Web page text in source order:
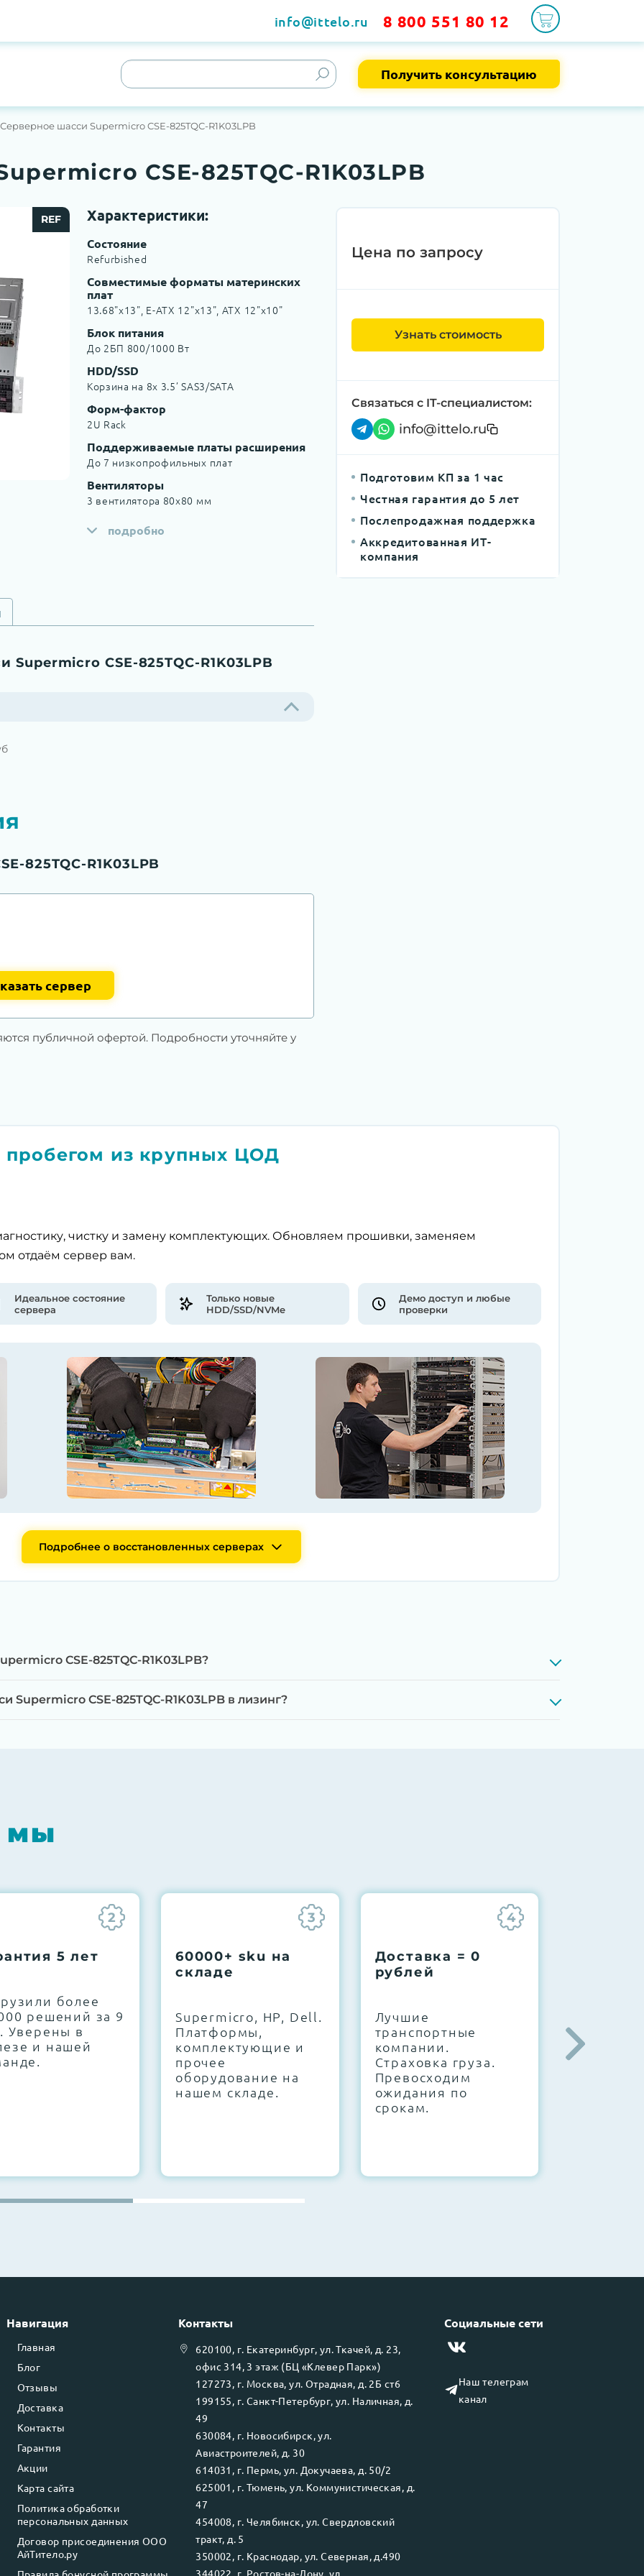
info@ittelo.ru 8 800 551 80 12
Получить консультацию
Серверное шасси Supermicro CSE-825TQC-R1K03LPB
CSE-825TQC-R1K03LPB
REF Характеристики:
Состояние
Refurbished
Совместимые форматы материнских
плат
13.68"x13", E-ATX 12"x13", ATX 12"x10"
Блок питания
До 2БП 800/1000 Вт
HDD/SSD
Корзина на 8x 3.5’ SAS3/SATA
Форм-фактор
2U Rack
Поддерживаемые платы расширения
До 7 низкопрофильных плат
Вентиляторы
3 вентилятора 80x80 мм
подробно
CSE-825TQC-R1K03LPB
825TQC-R1K03LPB
сервер
публичной офертой. Подробности уточняйте у
Цена по запросу
Узнать стоимость
Связаться с IT-специалистом:
info@ittelo.ru
Подготовим КП за 1 час
Честная гарантия до 5 лет
Послепродажная поддержка
Аккредитованная ИТ-
компания
из крупных ЦОД
чистку и замену комплектующих. Обновляем прошивки, заменяем
отдаём сервер вам.
Идеальное состояние
сервера
Только новые
HDD/SSD/NVMe
Демо доступ и любые
проверки
Подробнее о восстановленных серверах
на специализированном оборудовании с проверкой памяти, процессоров,
нагрузкой в течение 72 часов для проверки стабильности всех подсистем
CSE-825TQC-R1K03LPB?
CSE-825TQC-R1K03LPB в лизинг?
мы
2
5 лет
более
решений за 9
Уверены в
и нашей
3
60000+ sku на
складе
Supermicro, HP, Dell.
Платформы,
комплектующие и
прочее
оборудование на
нашем складе.
4
Доставка = 0
рублей
Лучшие
транспортные
компании.
Страховка груза.
Превосходим
ожидания по
срокам.
штате.
10000+
Навигация
Главная
Блог
Отзывы
Доставка
Контакты
Гарантия
Акции
Карта сайта
Политика обработки
персональных данных
Договор присоединения ООО
АйТитело.ру
Контакты
620100, г. Екатеринбург, ул.Ткачей, д. 23,
офис 314, 3 этаж (БЦ «Клевер Парк»)
127273, г. Москва, ул. Отрадная, д. 2Б ст6
199155, г. Санкт-Петербург, ул. Наличная, д.
49
630084, г. Новосибирск, ул.
Авиастроителей, д. 30
614031 , г. Пермь, ул. Докучаева, д. 50/2
625001 , г. Тюмень, ул. Коммунистическая, д.
47
454008, г. Челябинск, ул.Свердловский
тракт, д. 5
350002, г. Краснодар, ул.Северная, д.490
344022 , г. Ростов-на-Дону , ул.
Социальные сети
Наш телеграм
канал